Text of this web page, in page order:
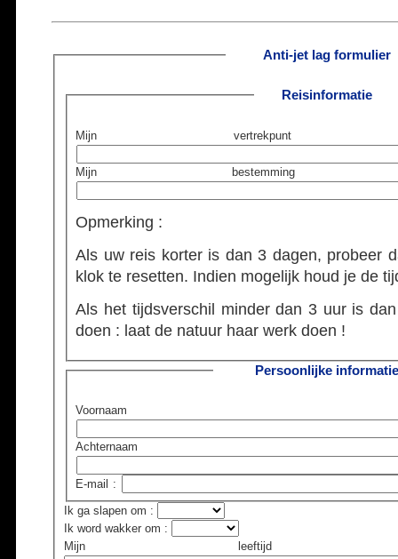
Anti-jet lag formulier
Reisinformatie
Mijn vertrekpunt
Mijn
Opmerking :
Als uw reis korter is dan 3 dagen, probeer
klok te resetten. Indien mogelijk houd je de
Als het tijdsverschil minder dan 3 uur is
doen : laat de natuur haar werk doen !
Persoonlijke informatie
Voornaam
Achternaam
E-mail :
Ik ga slapen om :
Ik word wakker om :
Mijn leeftijd